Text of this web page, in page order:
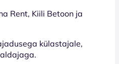
Rent, Kiili Betoon ja
külastajale,